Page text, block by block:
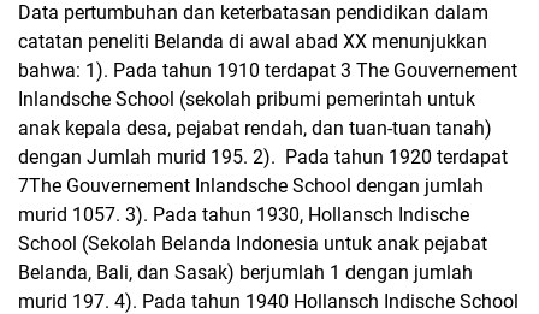
Data pertumbuhan dan keterbatasan pendidikan dalam
catatan peneliti Belanda di awal abad XX menunjukkan
bahwa: 1). Pada tahun 1910 terdapat 3 The Gouvernement
Inlandsche School (sekolah pribumi pemerintah untuk
anak kepala desa, pejabat rendah, dan tuan-tuan tanah)
dengan Jumlah murid 195. 2). Pada tahun 1920 terdapat
7The Gouvernement Inlandsche School dengan jumlah
murid 1057. 3). Pada tahun 1930, Hollansch Indische
School (Sekolah Belanda Indonesia untuk anak pejabat
Belanda, Bali, dan Sasak) berjumlah 1 dengan jumlah
murid 197. 4). Pada tahun 1940 Hollansch Indische School